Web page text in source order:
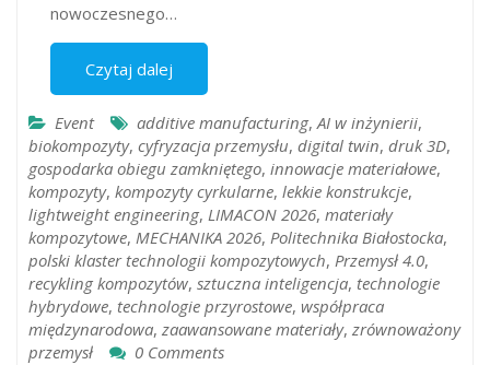
nowoczesnego…
Czytaj dalej
Event additive manufacturing,AI w inżynierii,
biokompozyty, cyfryzacja przemysłu, digital twin, druk 3D,
gospodarka obiegu zamkniętego, innowacje materiałowe,
kompozyty, kompozyty cyrkularne, lekkie konstrukcje,
lightweight engineering, LIMACON 2026, materiały
kompozytowe, MECHANIKA 2026, Politechnika Białostocka,
polski klaster technologii kompozytowych, Przemysł 4.0,
recykling kompozytów, sztuczna inteligencja, technologie
hybrydowe, technologie przyrostowe, współpraca
międzynarodowa, zaawansowane materiały, zrównoważony
przemysł
0 Comments